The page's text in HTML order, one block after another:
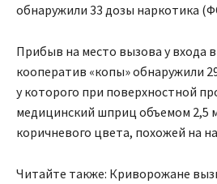
обнаружили 33 дозы наркотика
Прибыв на место вызова у входа
кооператив «копы» обнаружили
у которого при поверхностной
медицинский шприц объемом 2,5
коричневого цвета, похожей на
Читайте также: Криворожане